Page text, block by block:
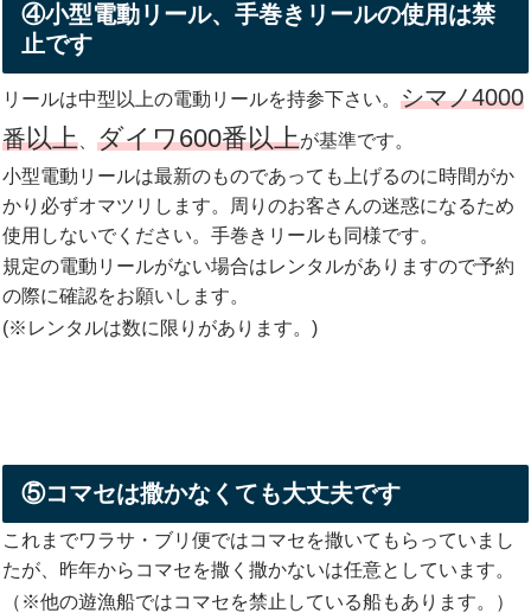
④小型電動リール、手巻きリールの使用は禁
止です
リールは中型以上の電動リールを持参下さい。シマノ4000
番以上 、ダイワ600番以上が基準です。
小型電動リールは最新のものであっても上げるのに時間がか
かり必ずオマツリします。周りのお客さんの迷惑になるため
使用しないでください。手巻きリールも同様です。
規定の電動リールがない場合はレンタルがありますので予約
の際に確認をお願いします。
(※レンタルは数に限りがあります。)
⑤コマセは撒かなくても大丈夫です
これまでワラサ・ブリ便ではコマセを撒いてもらっていまし
たが、昨年からコマセを撒く撒かないは任意としています。
（※他の遊漁船ではコマセを禁止している船もあります。）